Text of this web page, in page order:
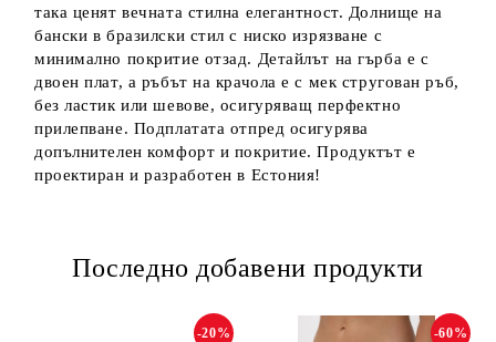
така ценят вечната стилна елегантност. Долнище на
бански в бразилски стил с ниско изрязване с
минимално покритие отзад. Детайлът на гърба е с
двоен плат, а ръбът на крачола е с мек стругован ръб,
без ластик или шевове, осигуряващ перфектно
прилепване. Подплатата отпред осигурява
допълнителен комфорт и покритие. Продуктът е
проектиран и разработен в Естония!
Последно добавени продукти
-20% -60%